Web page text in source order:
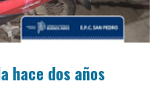
hace dos años